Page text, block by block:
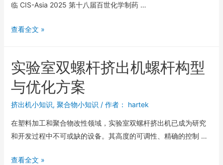
临 CIS-Asia 2025 第十八届百世化学制药 …
查看全文 »
实验室双螺杆挤出机螺杆构型
与优化方案
挤出机小知识, 聚合物小知识 / 作者： hartek
在塑料加工和聚合物改性领域，实验室双螺杆挤出机已成为研究
和开发过程中不可或缺的设备。其高度的可调性、精确的控制 …
查看全文 »